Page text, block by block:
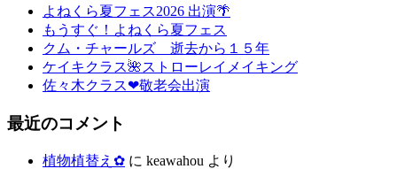
よねくら夏フェス2026 出演🌴
もうすぐ！よねくら夏フェス
クム・チャールズ 逝去から１５年
ケイキクラス🌺ストローレイメイキング
佐々木クラス❤敬老会出演
最近のコメント
植物植替え✿ に keawahou より